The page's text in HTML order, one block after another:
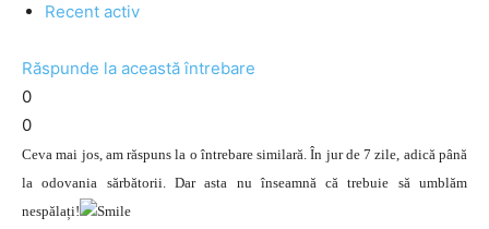
Recent activ
Răspunde la această întrebare
0
0
Ceva mai jos, am răspuns la o întrebare similară. În jur de 7 zile, adică până
la odovania sărbătorii. Dar asta nu înseamnă că trebuie să umblăm
nespălați!